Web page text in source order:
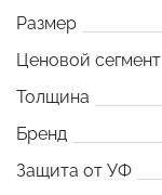
Размер
Ценовой сегмент
Толщина
Бренд
Защита от УФ